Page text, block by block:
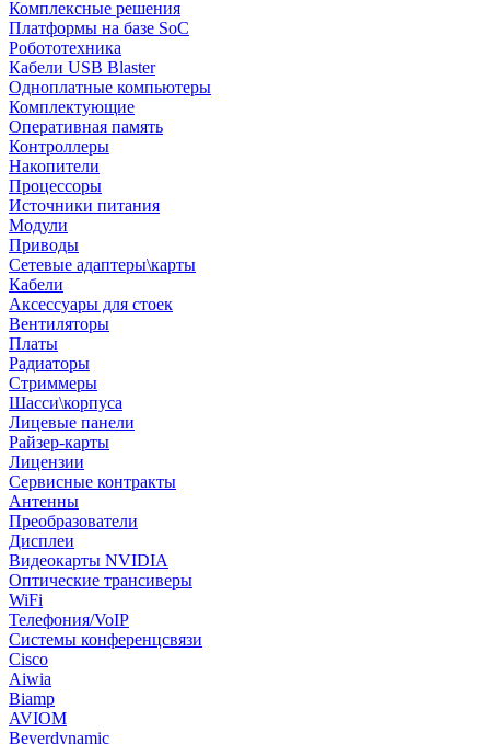
Комплексные решения
Платформы на базе SoC
Робототехника
Кабели USB Blaster
Одноплатные компьютеры
Комплектующие
Оперативная память
Контроллеры
Накопители
Процессоры
Источники питания
Модули
Приводы
Сетевые адаптеры\карты
Кабели
Аксессуары для стоек
Вентиляторы
Платы
Радиаторы
Стриммеры
Шасси\корпуса
Лицевые панели
Райзер-карты
Лицензии
Сервисные контракты
Антенны
Преобразователи
Дисплеи
Видеокарты NVIDIA
Оптические трансиверы
WiFi
Телефония/VoIP
Системы конференцсвязи
Cisco
Aiwia
Biamp
AVIOM
Beyerdynamic